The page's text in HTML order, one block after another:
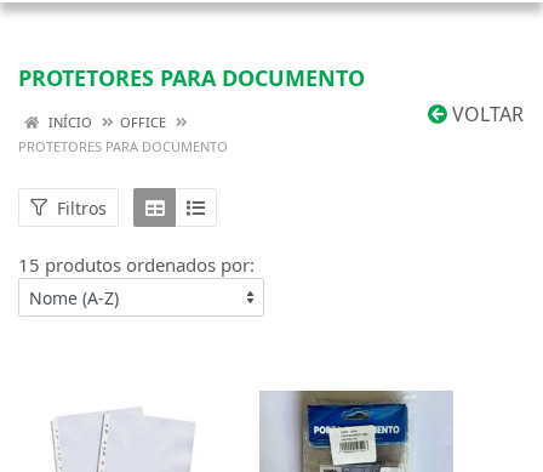
PROTETORES PARA DOCUMENTO
VOLTAR
INÍCIO
OFFICE
PROTETORES PARA DOCUMENTO
Filtros
15 produtos ordenados por: